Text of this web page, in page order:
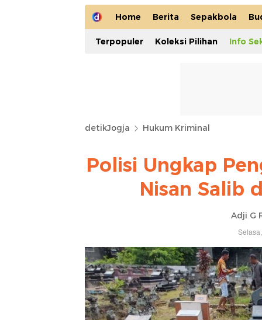
Home Berita Sepakbola
Terpopuler Koleksi Pilihan Info
detikJogja Hukum Kriminal
Polisi Ungkap
Nisan Salib
Adji G